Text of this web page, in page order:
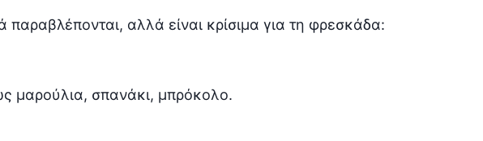
αλλά είναι κρίσιμα για τη φρεσκάδα:
μαρούλια, σπανάκι, μπρόκολο.